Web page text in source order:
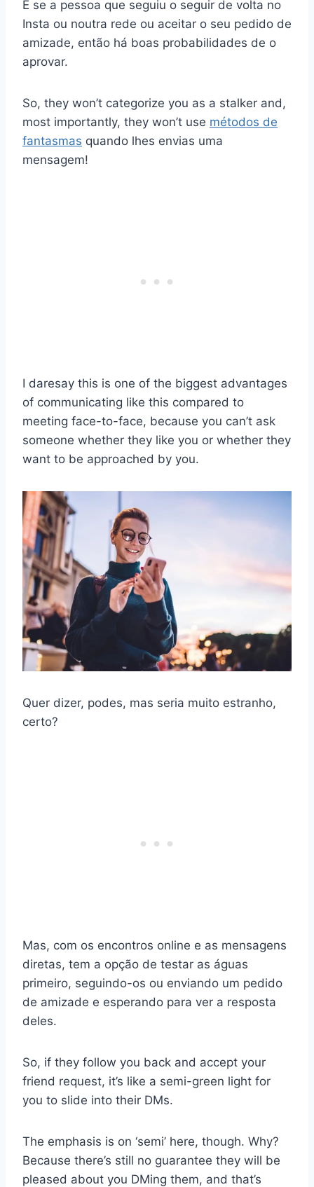
E se a pessoa que seguiu o seguir de volta no
Insta ou noutra rede ou aceitar o seu pedido de
amizade, então há boas probabilidades de o
aprovar.
So, they won’t categorize you as a stalker and,
most importantly, they won’t use métodos de
fantasmas quando lhes envias uma
mensagem!
I daresay this is one of the biggest advantages
of communicating like this compared to
meeting face-to-face, because you can’t ask
someone whether they like you or whether they
want to be approached by you.
Quer dizer, podes, mas seria muito estranho,
certo?
Mas, com os encontros online e as mensagens
diretas, tem a opção de testar as águas
primeiro, seguindo-os ou enviando um pedido
de amizade e esperando para ver a resposta
deles.
So, if they follow you back and accept your
friend request, it’s like a semi-green light for
you to slide into their DMs.
The emphasis is on ‘semi’ here, though. Why?
Because there’s still no guarantee they will be
pleased about you DMing them, and that’s